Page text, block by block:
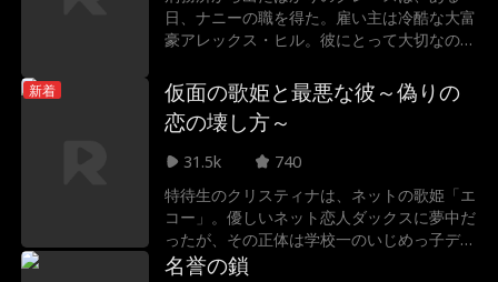
日、ナニーの職を得た。雇い主は冷酷な大富
豪アレックス・ヒル。彼にとって大切なのは
の厳しい試練を乗り越え、次第に彼の冷たい
心を溶かしていく。だが、彼女には全てを台
無しにする「闇の秘密」が隠されていた…
新着
仮面の歌姫と最悪な彼～偽りの
恋の壊し方～
31.5k
740
特待生のクリスティナは、ネットの歌姫「エ
コー」。優しいネット恋人ダックスに夢中だ
ったが、その正体は学校一のいじめっ子デク
スターだった！傷ついた彼の愛を許すべき
名誉の鎖